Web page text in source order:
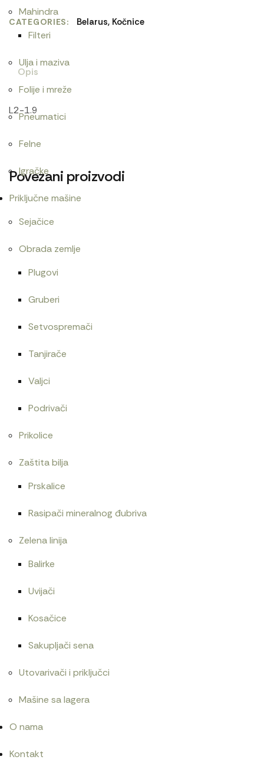
Mahindra
Filteri
Ulja i maziva
Folije i mreže
Pneumatici
Felne
Igračke
Priključne mašine
Sejačice
Obrada zemlje
Plugovi
Gruberi
Setvospremači
Tanjirače
Valjci
Podrivači
Prikolice
Zaštita bilja
Prskalice
Rasipači mineralnog đubriva
Zelena linija
Balirke
Uvijači
Kosačice
Sakupljači sena
Utovarivači i priključci
Mašine sa lagera
O nama
Kontakt
CATEGORIES Belarus, Kočnice
Opis
L2-1.9
Povezani proizvodi
Alnaser 12V/2,7kW Magneton